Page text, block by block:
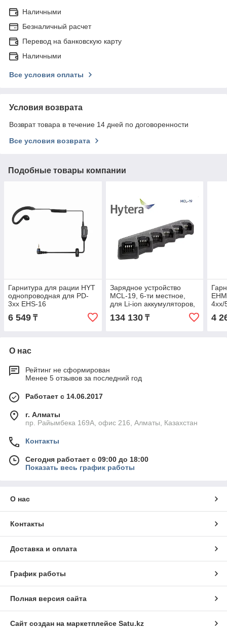
Наличными
Безналичный расчет
Перевод на банковскую карту
Наличными
Все условия оплаты
Условия возврата
Возврат товара в течение 14 дней по договоренности
Все условия возврата
Подобные товары компании
Гарнитура для рации HYT
однопроводная для PD-
3xx EHS-16
6 549 ₸
Зарядное устройство
MCL-19, 6-ти местное,
для Li-ion аккумуляторов,
с блоком питания 12В/7А,
для BD-5xx
134 130₸
4xx/
4
О нас
Рейтинг не сформирован
Менее 5 отзывов за последний год
Работает с 14.06.2017
г. Алматы
пр. Райымбека 169А, офис 216, Алматы, Казахстан
Контакты
Сегодня работает с 09:00 до 18:00
Показать весь график работы
О нас
Контакты
Доставка и оплата
График работы
Полная версия сайта
Сайт создан на маркетплейсе Satu.kz